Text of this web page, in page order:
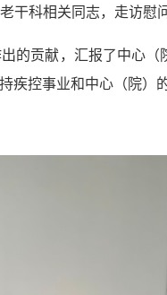
科相关同志，走访慰
贡献，汇报了中心（
控事业和中心（院）的